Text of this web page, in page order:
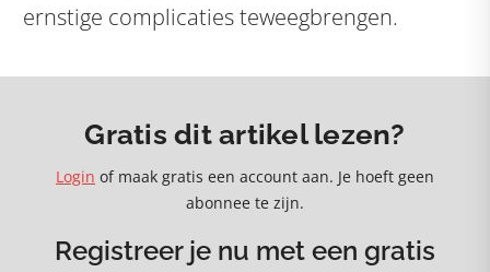
ernstige complicaties teweegbrengen.
Gratis dit artikel lezen?
Login of maak gratis een account aan. Je hoeft geen
abonnee te zijn.
Registreer je nu met een gratis